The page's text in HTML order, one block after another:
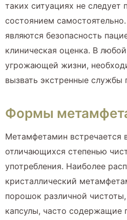
таких ситуациях не следует
состоянием
являются безопасность
клиническая оценка. В
угрожающей жизни,
вызвать экстренные службы
Формы
Метамфетамин встречается
отличающихся степенью
употребления. Наиболее
кристаллический
порошок различной
капсулы, часто содержащие